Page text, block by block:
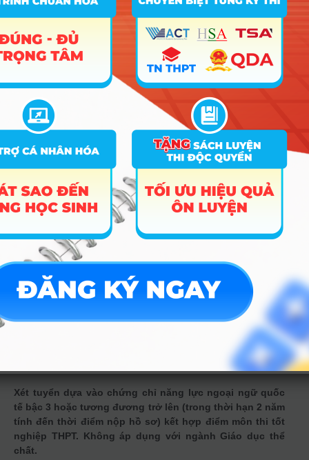
7340201 Tài chính – Ngân hàng
22 7340403
23 7380101 Luật
24 7460112 Toán ứng dụng
25 7480201 Công nghệ thông tin
26 7510406
Công nghệ kĩ thuật môi
27 7510605
Logistics và Quản lí
chuỗi cung ứng
28 7760101 Công tác xã hội
7810103
Quản trị dịch vụ du lịch
và lữ hành
CHỨNG CHỈ QUỐC TẾ KẾT HỢP VỚI ĐIỂM THI THPT
Xét tuyển dựa vào chứng chỉ năng lực ngoại ngữ quốc
tế bậc 3 hoặc tương đương trở lên (trong thời hạn 2 năm
tính đến thời điểm nộp hồ sơ) kết hợp điểm môn thi tốt
nghiệp THPT. Không áp dụng với ngành Giáo dục thể
chất.